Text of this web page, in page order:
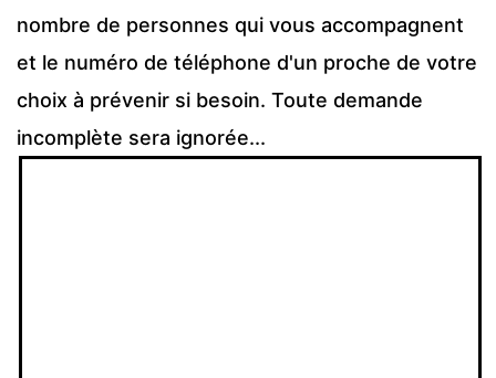
nombre de personnes qui vous accompagnent
et le numéro de téléphone d'un proche de votre
choix à prévenir si besoin. Toute demande
incomplète sera ignorée...